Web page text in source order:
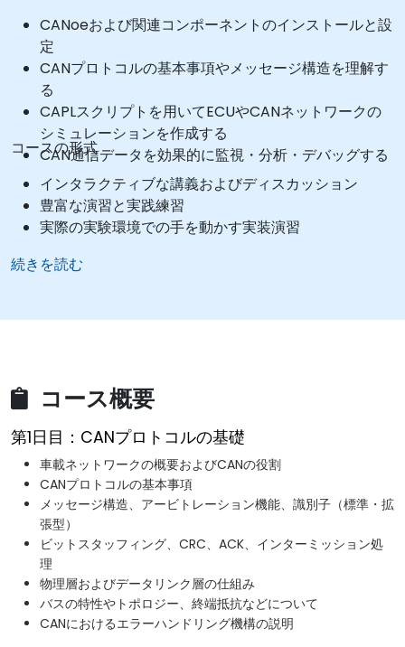
CANoeおよび関連コンポーネントのインストールと設
定
CANプロトコルの基本事項やメッセージ構造を理解す
る
CAPLスクリプトを用いてECUやCANネットワークの
シミュレーションを作成する
CAN通信データを効果的に監視・分析・デバッグする
コースの形式
インタラクティブな講義およびディスカッション
豊富な演習と実践練習
実際の実験環境での手を動かす実装演習
続きを読む
コース概要
第1日目：CANプロトコルの基礎
車載ネットワークの概要およびCANの役割
CANプロトコルの基本事項
メッセージ構造、アービトレーション機能、識別子（標準・拡
張型）
ビットスタッフィング、CRC、ACK、インターミッション処
理
物理層およびデータリンク層の仕組み
バスの特性やトポロジー、終端抵抗などについて
CANにおけるエラーハンドリング機構の説明